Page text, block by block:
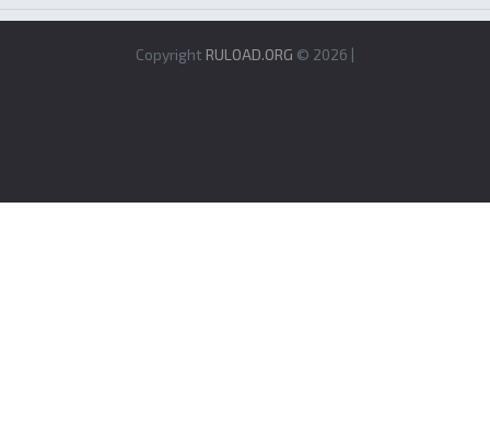
Copyright RULOAD.ORG © 2026 |